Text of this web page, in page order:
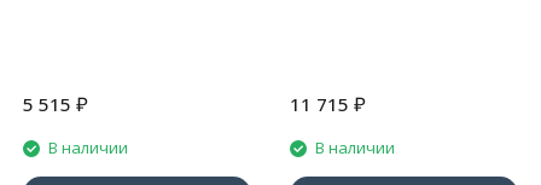
5 515 ₽
В наличии
11 715 ₽
В наличии